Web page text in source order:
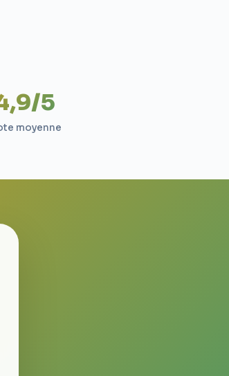
5
moyenne